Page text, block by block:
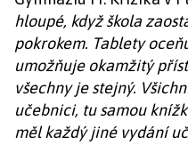
hloupé, když škola
pokrokem. Tablety
umožňuje okamžitý
všechny je stejný.
učebnici, tu samou
měl každý jiné vydání